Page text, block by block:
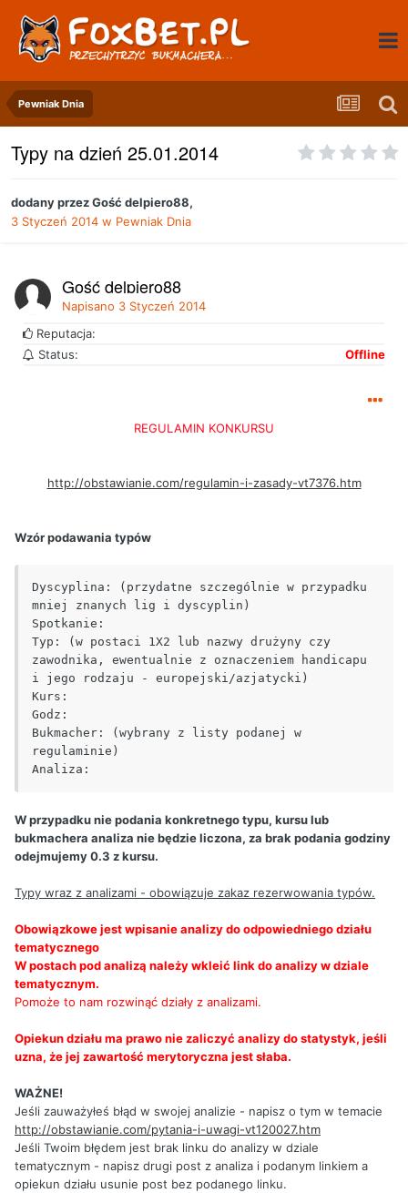
Pewniak Dnia
Typy na dzień 25.01.2014
dodany przezGość delpiero88,
3 Styczeń 2014 w Pewniak Dnia
Gość delpiero88
Napisano 3 Styczeń 2014
Reputacja:
Status:
Offline
REGULAMIN KONKURSU
http://obstawianie.com/regulamin-i-zasady-vt7376.htm
Wzór podawania typów
Dyscyplina: (przydatne szczególnie w przypadku
mniej znanych lig i dyscyplin)
Spotkanie:
Typ: (w postaci 1X2 lub nazwy drużyny czy
zawodnika, ewentualnie z oznaczeniem handicapu
i jego rodzaju - europejski/azjatycki)
Kurs:
Godz:
Bukmacher: (wybrany z listy podanej w
regulaminie)
Analiza:
W przypadku nie podania konkretnego typu, kursu lub
bukmachera analiza nie będzie liczona, za brak podania godziny
odejmujemy 0.3 z kursu.
Typy wraz z analizami - obowiązuje zakaz rezerwowania typów.
Obowiązkowe jest wpisanie analizy do odpowiedniego działu
tematycznego
W postach pod analizą należy wkleić link do analizy w dziale
tematycznym.
Pomoże to nam rozwinąć działy z analizami.
Opiekun działu ma prawo nie zaliczyć analizy do statystyk, jeśli
uzna, że jej zawartość merytoryczna jest słaba.
WAŻNE!
Jeśli zauważyłeś błąd w swojej analizie - napisz o tym w temacie
http://obstawianie.com/pytania-i-uwagi-vt120027.htm
Jeśli Twoim błędem jest brak linku do analizy w dziale
tematycznym - napisz drugi post z analiza i podanym linkiem a
opiekun działu usunie post bez podanego linku.